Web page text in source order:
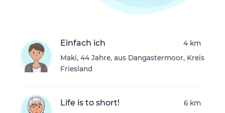
Einfach ich
Maki, 44 Jahre, aus Dangastermoor, Kreis
Friesland
4 km
Life is to short! 6 km